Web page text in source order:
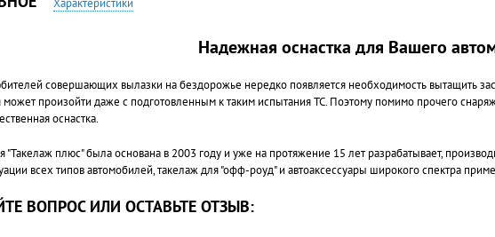
Надежная оснастка для Вашего
совершающих вылазки на бездорожье нередко появляется необходимость вытащить
может произойти даже с подготовленным к таким испытания ТС. Поэтому помимо прочего
оснастка.
"Такелаж плюс" была основана в 2003 году и уже на протяжение 15 лет разрабатывает,
всех типов автомобилей, такелаж для "офф-роуд" и автоаксессуары широкого спектра
ВОПРОС ИЛИ ОСТАВЬТЕ ОТЗЫВ: